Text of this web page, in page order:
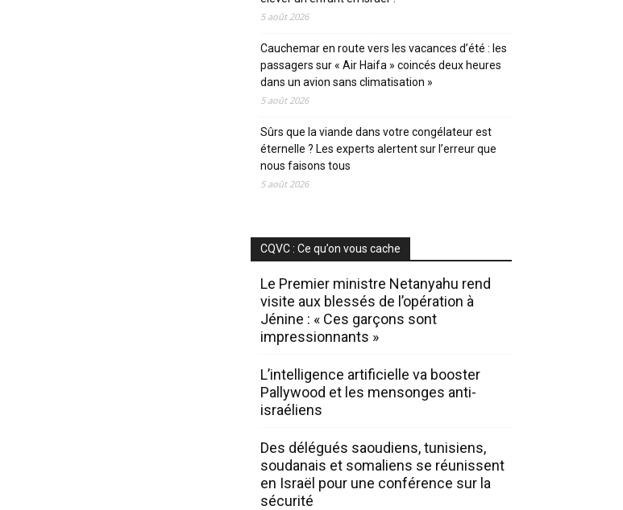
5 août 2026
Cauchemar en route vers les vacances d’été : les
passagers sur « Air Haifa » coincés deux heures
dans un avion sans climatisation »
5 août 2026
Sûrs que la viande dans votre congélateur est
éternelle ? Les experts alertent sur l’erreur que
nous faisons tous
5 août 2026
CQVC : Ce qu’on vous cache
Le Premier ministre Netanyahu rend
visite aux blessés de l’opération à
Jénine : « Ces garçons sont
impressionnants »
L’intelligence artificielle va booster
Pallywood et les mensonges anti-
israéliens
Des délégués saoudiens, tunisiens,
soudanais et somaliens se réunissent
en Israël pour une conférence sur la
sécurité